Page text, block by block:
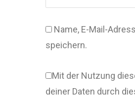
Name, E-Mail-
speichern.
Mit der Nutzung
deiner Daten durch